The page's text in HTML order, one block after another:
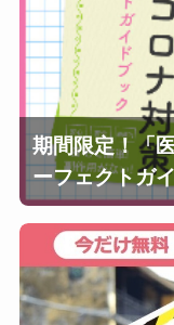
期間限定！「
ーフェクトガ